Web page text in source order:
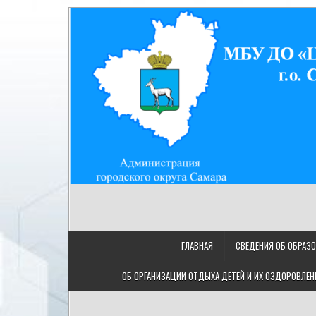
МУНИЦИПАЛЬНОЕ
МБУ ДО "ЦДТ "Восход" г.о. Самара/443080,
ГЛАВНАЯ СВЕДЕНИЯ ОБ
ОБ ОРГАНИЗАЦИИ ОТДЫХА ДЕТЕЙ И ИХ